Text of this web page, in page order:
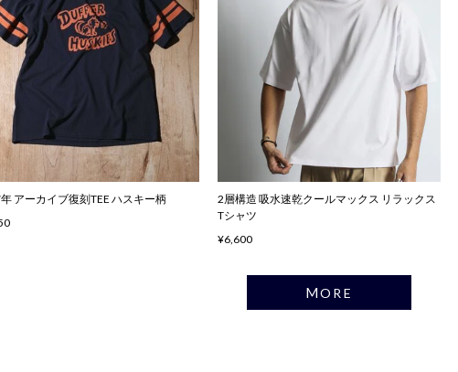
アーカイブ復刻TEE ハスキー柄
2層構造 吸水速乾クールマックス リラックス
Tシャツ
¥6,600
MORE